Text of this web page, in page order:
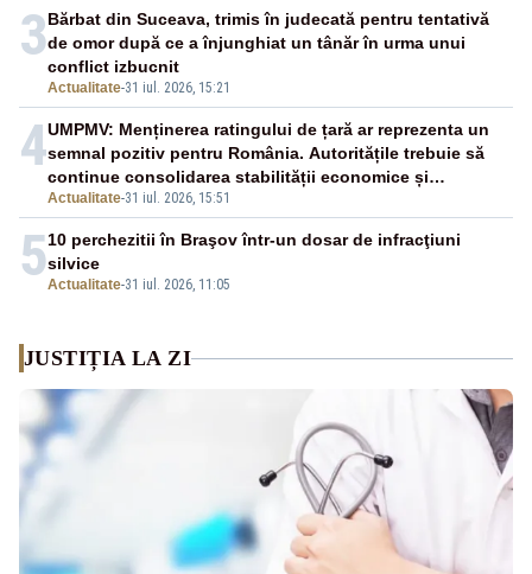
3
Actualitate-31 iul. 2026, 15:21
Bărbat din Suceava, trimis în judecată pentru tentativă
de omor după ce a înjunghiat un tânăr în urma unui
conflict izbucnit
4
Actualitate-31 iul. 2026, 15:51
UMPMV: Menținerea ratingului de țară ar reprezenta un
semnal pozitiv pentru România. Autoritățile trebuie să
continue consolidarea stabilității economice și
financiare
5Actualitate-31 iul. 2026, 11:05
10 perchezitii în Braşov într-un dosar de infracţiuni
silvice
JUSTIȚIA LA ZI